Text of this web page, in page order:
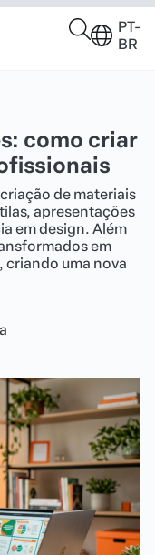
PT-
BR
como criar
de materiais
apresentações
em design. Além
em
uma nova